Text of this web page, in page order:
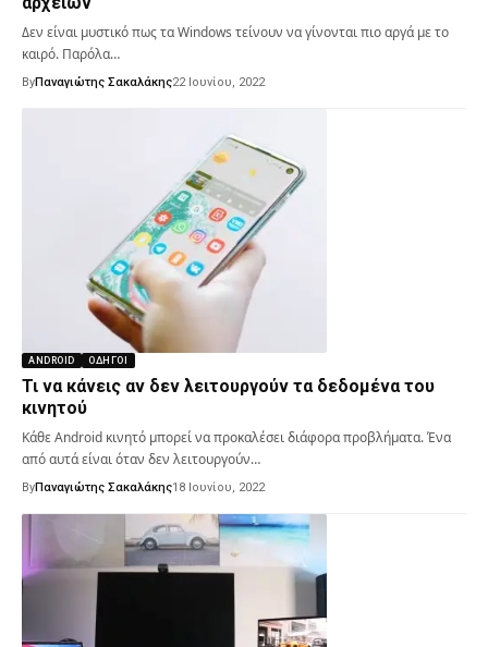
Δεν είναι μυστικό πως τα Windows τείνουν να γίνονται πιο αργά με το
καιρό. Παρόλα…
ByΠαναγιώτης Σακαλάκης22 Ιουνίου, 2022
ANDROID ΟΔΗΓΟΊ
Τι να κάνεις αν δεν λειτουργούν τα δεδομένα του
κινητού
Κάθε Android κινητό μπορεί να προκαλέσει διάφορα προβλήματα. Ένα
από αυτά είναι όταν δεν λειτουργούν…
ByΠαναγιώτης Σακαλάκης18 Ιουνίου, 2022